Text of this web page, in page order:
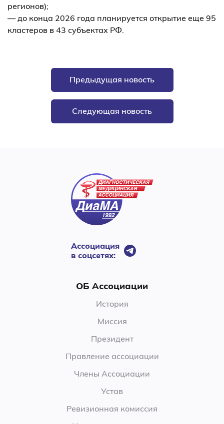
регионов);
— до конца 2026 года планируется открытие еще 95
кластеров в 43 субъектах РФ.
Предыдущая новость
Следующая новость
Ассоциация
в соцсетях:
ОБ Ассоциации
История
Миссия
Президент
Правление ассоциации
Члены Ассоциации
Устав
Ревизионная комиссия